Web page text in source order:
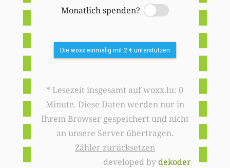
Monatlich spenden?
Switch
Die woxx einmalig mit 2 € unterstützen
* Lesezeit insgesamt auf woxx.lu: 0
Minute. Diese Daten werden nur in
Ihrem Browser gespeichert und nicht
an unsere Server übertragen.
Zähler zurücksetzen
developed bydekoder